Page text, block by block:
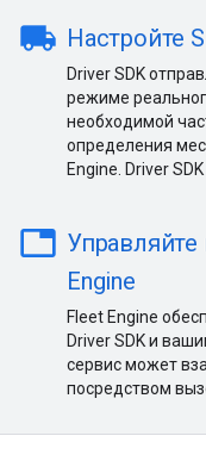
local_shipping Настройте
Driver SDK
режиме
необходимой
определения
Engine. Driver
table
Engine
Fleet Engine
Driver SDK и
сервис может
посредством